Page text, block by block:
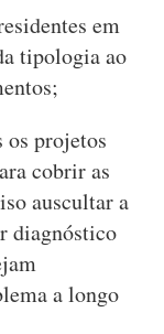
em
tipologia ao
projetos
cobrir as
auscultar a
diagnóstico
a longo